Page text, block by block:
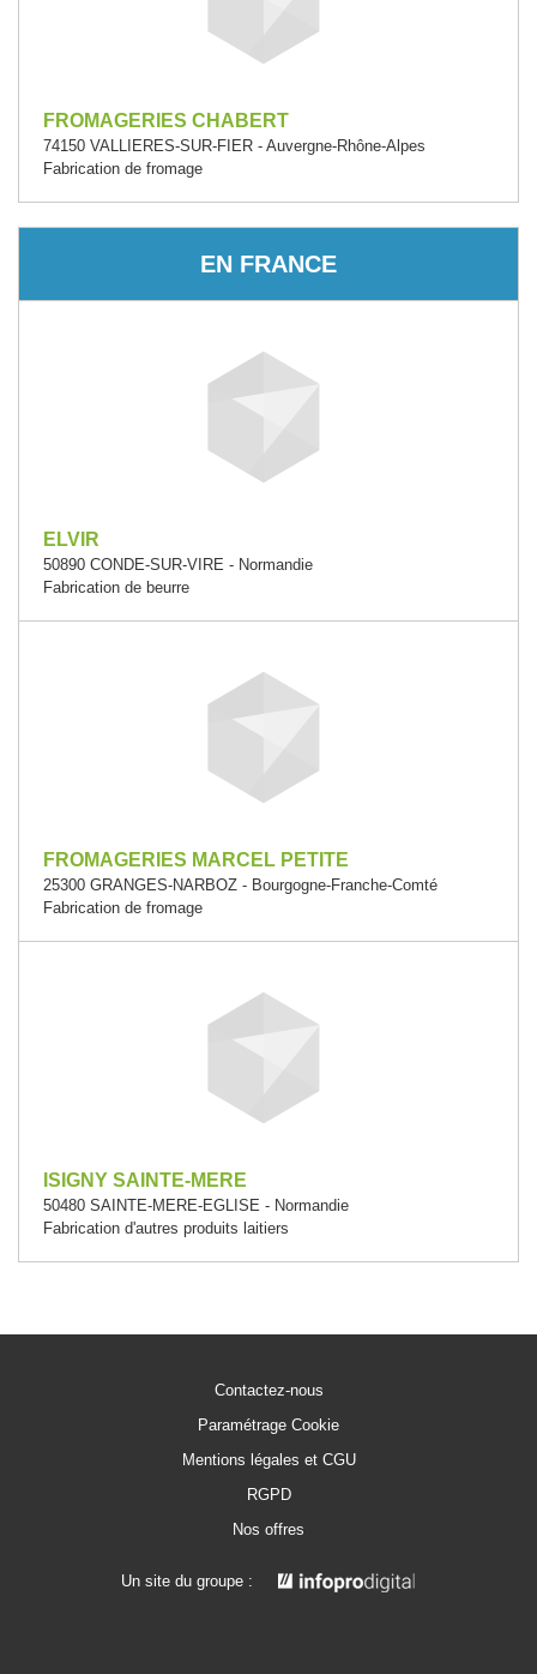
FROMAGERIES CHABERT
74150 VALLIERES-SUR-FIER - Auvergne-Rhône-Alpes
Fabrication de fromage
EN FRANCE
ELVIR
50890 CONDE-SUR-VIRE - Normandie
Fabrication de beurre
FROMAGERIES MARCEL PETITE
25300 GRANGES-NARBOZ - Bourgogne-Franche-Comté
Fabrication de fromage
ISIGNY SAINTE-MERE
50480 SAINTE-MERE-EGLISE - Normandie
Fabrication d'autres produits laitiers
Contactez-nous
Paramétrage Cookie
Mentions légales et CGU
RGPD
Nos offres
Un site du groupe :